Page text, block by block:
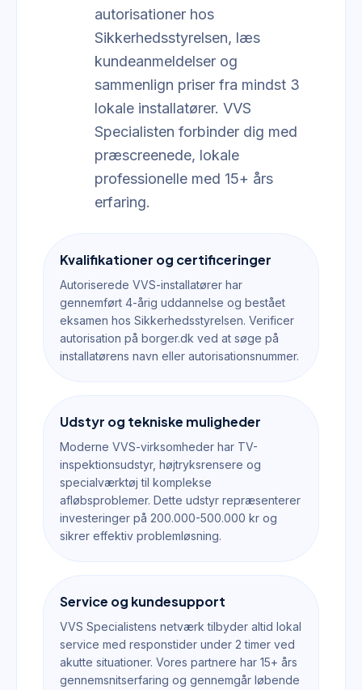
autorisationer hos
Sikkerhedsstyrelsen, læs
kundeanmeldelser og
sammenlign priser fra mindst 3
lokale installatører. VVS
Specialisten forbinder dig med
præscreenede, lokale
professionelle med 15+ års
erfaring.
Kvalifikationer og certificeringer
Autoriserede VVS-installatører har
gennemført 4-årig uddannelse og bestået
eksamen hos Sikkerhedsstyrelsen. Verificer
autorisation på borger.dk ved at søge på
installatørens navn eller autorisationsnummer.
Udstyr og tekniske muligheder
Moderne VVS-virksomheder har TV-
inspektionsudstyr, højtryksrensere og
specialværktøj til komplekse
afløbsproblemer. Dette udstyr repræsenterer
investeringer på 200.000-500.000 kr og
sikrer effektiv problemløsning.
Service og kundesupport
VVS Specialistens netværk tilbyder altid lokal
service med responstider under 2 timer ved
akutte situationer. Vores partnere har 15+ års
gennemsnitserfaring og gennemgår løbende